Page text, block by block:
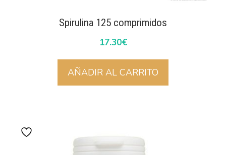
Spirulina 125 comprimidos
17.30€
AÑADIR AL CARRITO